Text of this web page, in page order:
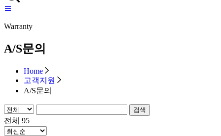
Warranty
A/S문의
Home
고객지원
A/S문의
검색
전체 95